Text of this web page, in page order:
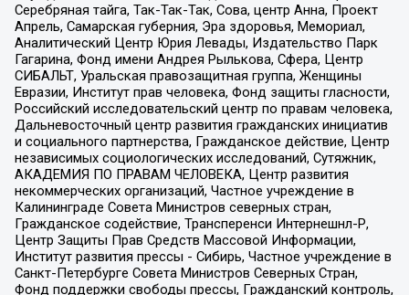
Серебряная тайга, Так-Так-Так, Сова, центр Анна, Проект
Апрель, Самарская губерния, Эра здоровья, Мемориал,
Аналитический Центр Юрия Левады, Издательство Парк
Гагарина, Фонд имени Андрея Рылькова, Сфера, Центр
СИБАЛЬТ, Уральская правозащитная группа, Женщины
Евразии, Институт прав человека, Фонд защиты гласности,
Российский исследовательский центр по правам человека,
Дальневосточный центр развития гражданских инициатив
и социального партнерства, Гражданское действие, Центр
независимых социологических исследований, Сутяжник,
АКАДЕМИЯ ПО ПРАВАМ ЧЕЛОВЕКА, Центр развития
некоммерческих организаций, Частное учреждение в
Калининграде Совета Министров северных стран,
Гражданское содействие, Трансперенси Интернешнл-Р,
Центр Защиты Прав Средств Массовой Информации,
Институт развития прессы - Сибирь, Частное учреждение в
Санкт-Петербурге Совета Министров Северных Стран,
Фонд поддержки свободы прессы, Гражданский контроль,